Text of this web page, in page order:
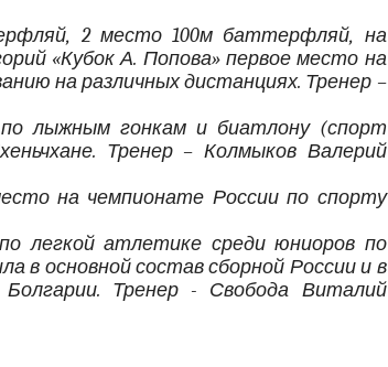
2 место 100м баттерфляй, на
«Кубок А. Попова» первое место на
на различных дистанциях. Тренер –
лыжным гонкам и биатлону (спорт
Тренер – Колмыков Валерий
на чемпионате России по спорту
легкой атлетике среди юниоров по
в основной состав сборной России и в
Тренер - Свобода Виталий